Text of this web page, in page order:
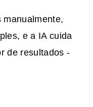
manualmente,
e a IA cuida
de resultados -